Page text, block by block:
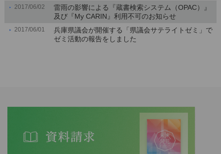
2017/06/02
雷雨の影響による『蔵書検索システム（OPAC）』
及び『My CARIN』利用不可のお知らせ
2017/06/01
兵庫県議会が開催する「県議会サテライトゼミ」で
ゼミ活動の報告をしました